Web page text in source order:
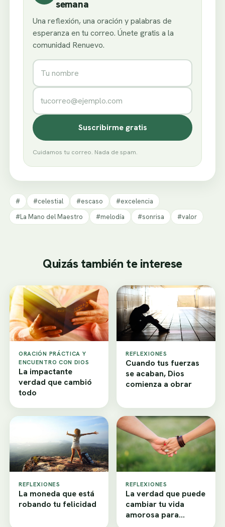
semana
Una reflexión, una oración y palabras de
esperanza en tu correo. Únete gratis a la
comunidad Renuevo.
Nombre
Correo electrónico
Suscribirme gratis
Cuidamos tu correo. Nada de spam.
# #celestial #escaso
#excelencia
#La Mano del Maestro
#melodía #sonrisa #valor
Quizás también te interese
ORACIÓN PRÁCTICA Y
ENCUENTRO CON DIOS
La impactante
verdad que cambió
todo
REFLEXIONES
Cuando tus fuerzas
se acaban, Dios
comienza a obrar
REFLEXIONES
La moneda que está
robando tu felicidad
REFLEXIONES
La verdad que puede
cambiar tu vida
amorosa para